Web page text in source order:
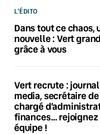
L'ÉDITO
Dans tout ce chaos,
nouvelle : Vert
grâce à vous
Vert recrute :
media, secrétaire
chargé
finances… rejoignez
équipe !